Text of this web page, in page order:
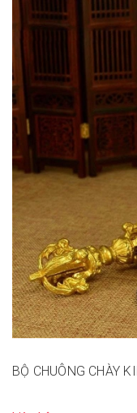
BỘ CHUÔNG CHÀY